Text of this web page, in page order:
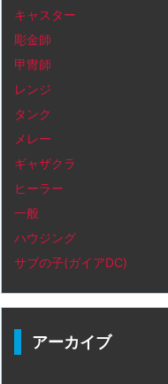
キャスター
彫金師
甲冑師
レンジ
タンク
メレー
ギャザクラ
ヒーラー
一般
ハウジング
サブの子(ガイアDC)
アーカイブ